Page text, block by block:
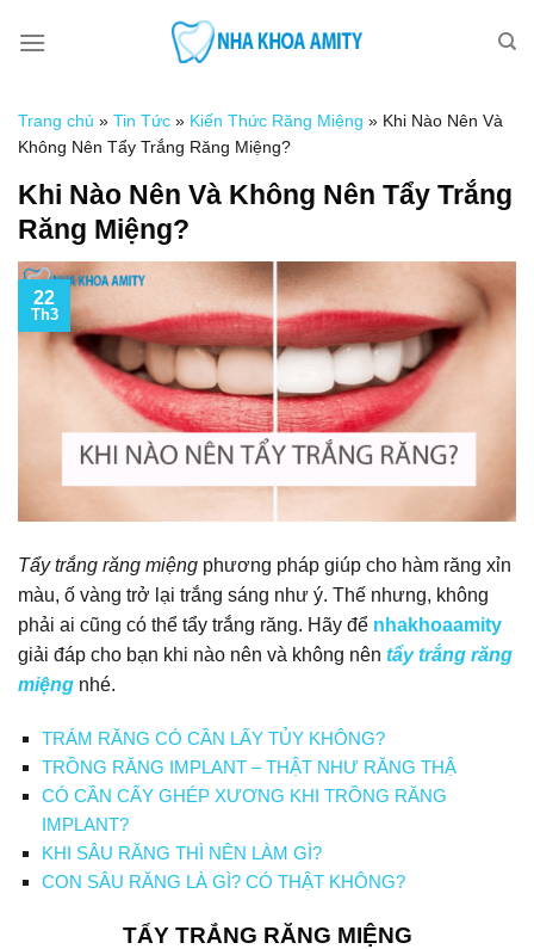
Trang chủ » Tin Tức » Kiến Thức Răng Miệng » Khi Nào Nên Và
Không Nên Tẩy Trắng Răng Miệng?
Khi Nào Nên Và Không Nên Tẩy Trắng
Răng Miệng?
22
Th3
Tẩy trắng răng miệng phương pháp giúp cho hàm răng xỉn
màu, ố vàng trở lại trắng sáng như ý. Thế nhưng, không
phải ai cũng có thể tẩy trắng răng. Hãy để nhakhoaamity
giải đáp cho bạn khi nào nên và không nên tẩy trắng răng
miệng nhé.
TRÁM RĂNG CÓ CẦN LẤY TỦY KHÔNG?
TRỒNG RĂNG IMPLANT – THẬT NHƯ RĂNG THẬ
CÓ CẦN CẤY GHÉP XƯƠNG KHI TRỒNG RĂNG
IMPLANT?
KHI SÂU RĂNG THÌ NÊN LÀM GÌ?
CON SÂU RĂNG LÀ GÌ? CÓ THẬT KHÔNG?
TẨY TRẮNG RĂNG MIỆNG